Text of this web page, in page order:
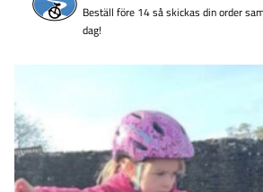
Beställ före 14 så skickas din order
dag!